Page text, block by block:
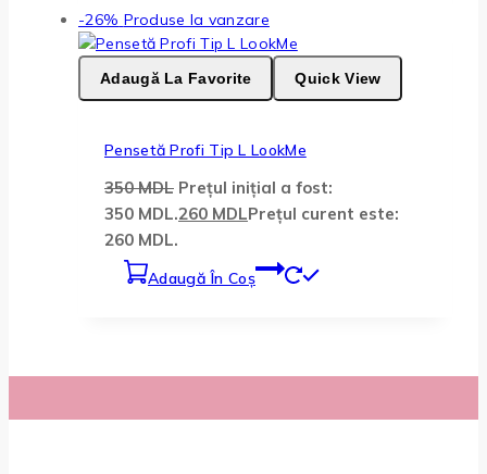
-26% Produse la vanzare
Adaugă La Favorite Quick View
Pensetă Profi Tip L LookMe
350MDL Prețul inițial a fost:
350 MDL.260 MDLPrețul curent este:
260 MDL.
Adaugă În Coș